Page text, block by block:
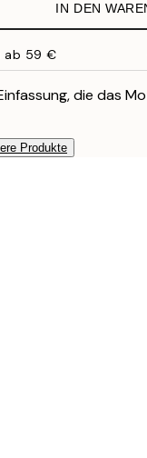
IN DEN
ab 59 €
die das
Produkte